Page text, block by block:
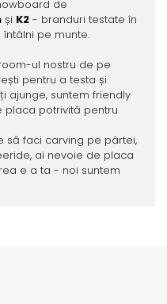
de
și K2 - branduri testate în
pe munte.
ul nostru de pe
pentru a testa și
ajunge, suntem friendly
potrivită pentru
să faci carving pe pârtei,
ai nevoie de placa
e a ta - noi suntem